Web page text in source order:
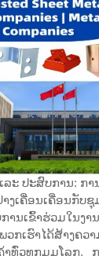
ລະ ປະສົບການ: ກ
ງເຄື່ອນເຄື່ອນກັບ
ນເຂົ້າຮ່ວມໃນງາ
ວກເຮົາໄດ້ສ້າງຄວ
ທົ່ວທຸກມຸມໂລກ.